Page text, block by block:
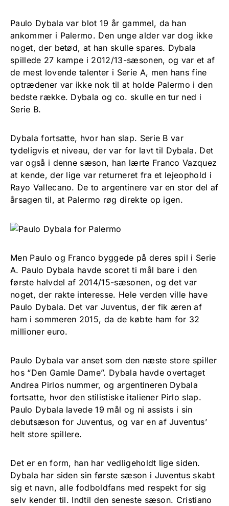
Paulo Dybala var blot 19 år gammel, da han
ankommer i Palermo. Den unge alder var dog ikke
noget, der betød, at han skulle spares. Dybala
spillede 27 kampe i 2012/13-sæsonen, og var et af
de mest lovende talenter i Serie A, men hans fine
optrædener var ikke nok til at holde Palermo i den
bedste række. Dybala og co. skulle en tur ned i
Serie B.
Dybala fortsatte, hvor han slap. Serie B var
tydeligvis et niveau, der var for lavt til Dybala. Det
var også i denne sæson, han lærte Franco Vazquez
at kende, der lige var returneret fra et lejeophold i
Rayo Vallecano. De to argentinere var en stor del af
årsagen til, at Palermo røg direkte op igen.
Men Paulo og Franco byggede på deres spil i Serie
A. Paulo Dybala havde scoret ti mål bare i den
første halvdel af 2014/15-sæsonen, og det var
noget, der rakte interesse. Hele verden ville have
Paulo Dybala. Det var Juventus, der fik æren af
ham i sommeren 2015, da de købte ham for 32
millioner euro.
Paulo Dybala var anset som den næste store spiller
hos “Den Gamle Dame”. Dybala havde overtaget
Andrea Pirlos nummer, og argentineren Dybala
fortsatte, hvor den stilistiske italiener Pirlo slap.
Paulo Dybala lavede 19 mål og ni assists i sin
debutsæson for Juventus, og var en af Juventus’
helt store spillere.
Det er en form, han har vedligeholdt lige siden.
Dybala har siden sin første sæson i Juventus skabt
sig et navn, alle fodboldfans med respekt for sig
selv kender til. Indtil den seneste sæson. Cristiano